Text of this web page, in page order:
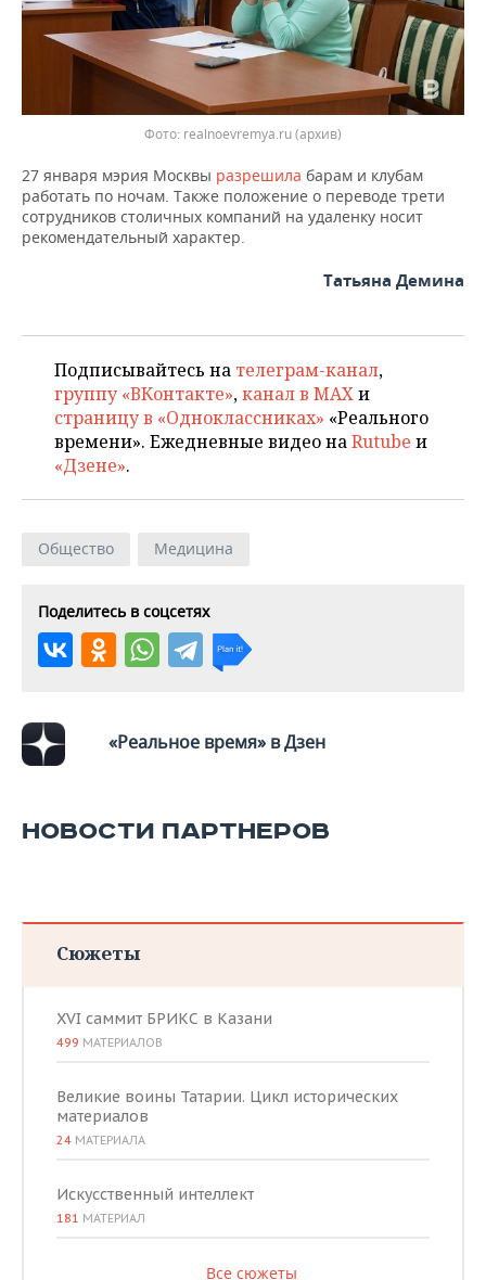
ВОЛЕЙБОЛ
КИБЕРСПОРТ
ФИГУРНОЕ КАТАНИЕ
ХОККЕЙ С МЯЧОМ
ИСТОРИЯ
КУЛЬТУРА
ПРОИСШЕСТВИЯ
СПИСОК ПЕРСОН
СПИСОК КОМПАНИЙ
ПОЛНАЯ ВЕРСИЯ
Фото: realnoevremya.ru (архив)
27 января мэрия Москвы разрешила барам и клубам
работать по ночам. Также положение о переводе трети
сотрудников столичных компаний на удаленку носит
рекомендательный характер.
Татьяна Демина
Подписывайтесь на телеграм-канал,
группу «ВКонтакте»,канал в MAXи
страницу в «Одноклассниках» «Реального
времени». Ежедневные видео наRutube и
«Дзене».
Общество Медицина
Поделитесь в соцсетях
«Реальное время» в Дзен
НОВОСТИ ПАРТНЕРОВ
Сюжеты
XVI саммит БРИКС в Казани
499 МАТЕРИАЛОВ
Великие воины Татарии. Цикл исторических
материалов
24 МАТЕРИАЛА
Искусственный интеллект
181 МАТЕРИАЛ
Все сюжеты